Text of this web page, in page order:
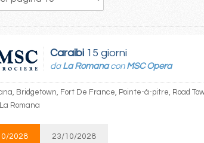
Caraibi 15 giorni
da La Romanacon MSC Opera
Bridgetown, Fort De France, Pointe-à-pitre, Road
Romana
2028
23/10/2028